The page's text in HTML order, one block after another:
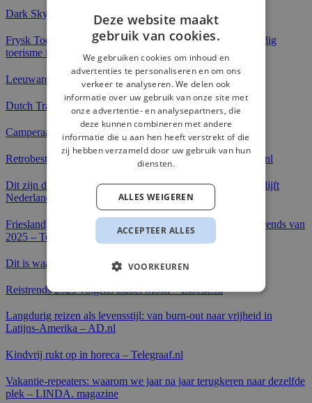
Dark Sky Terschelling in de Contentshow Podcast
Frysk Toerisme Festival: Isabel Mosk over toekomstbestendig
toerisme in Fryslân – Pretwerk.nl
Leeuwarden als Jongerenhoofdstad bij EditieNL
Dutch Travel Blog Awards – Juryrol voor Isabel Mosk
Camperaars steeds vaker solo op pad – Telegraaf.nl
Retrobestemmingen als Benidorm weer in trek – Telegraaf.nl
Dit zijn de beste reisbestemmingen ter wereld, maar waar blijft
Nederland? – Telegraaf.nl
Friesland, de natuur in, sportief én cowboy, dit zijn de reistrends van
2025 – Telegraaf.nl
Dit is waarom vroeg boeken loont – Margriet.nl
Reistrends 2025 volgens Isabel Mosk – Libelle.nl
Langdurig reizen als levensstijl: van burn-out naar vrijheid in
Latijns-Amerika – AD.nl
Kindvrij rukt op in horeca – Telegraaf.nl
Vakantie-repeaters: waarom we jaar na jaar terugkeren naar dezelfde
plek – LINDA. magazine
Deze website maakt
gebruik van cookies.
We gebruiken cookies om inhoud en
advertenties te personaliseren en om ons
verkeer te analyseren. We delen ook
informatie over uw gebruik van onze site met
onze advertentie- en analysepartners, die
deze kunnen combineren met andere
informatie die u aan hen heeft verstrekt of die
zij hebben verzameld door uw gebruik van hun
diensten.
ACCEPTEER ALLES
ALLES WEIGEREN
VOORKEUREN